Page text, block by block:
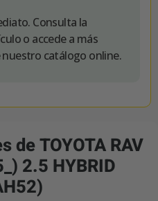
Consulta la
o accede a más
nuestro catálogo online.
de TOYOTA RAV
2.5 HYBRID